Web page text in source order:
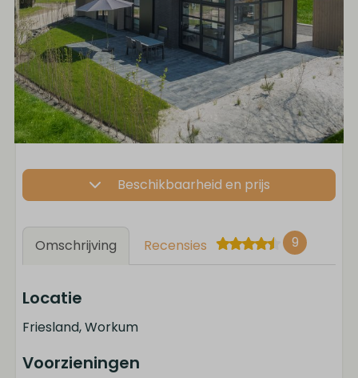
Beschikbaarheid en prijs
Omschrijving Recensies 9
Locatie
Friesland, Workum
Voorzieningen